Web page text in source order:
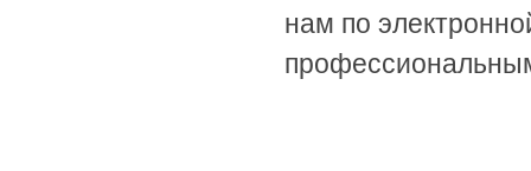
нам по